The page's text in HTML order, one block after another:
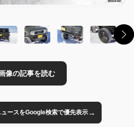
ースをGoogle検索で優先表示→